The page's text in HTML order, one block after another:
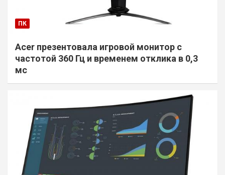
ПК
Acer презентовала игровой монитор с
частотой 360 Гц и временем отклика в 0,3
мс